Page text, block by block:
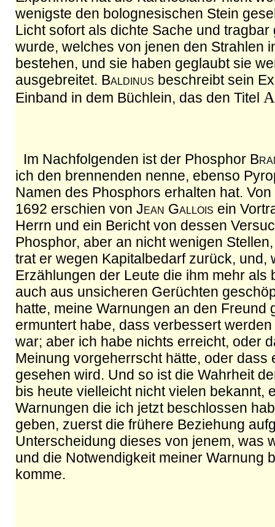
wenigste den bolognesischen Stein
Licht sofort als dichte Sache und
wurde, welches von jenen den Strahlen
bestehen, und sie haben geglaubt sie
ausgebreitet. Baldinus beschreibt sein
Einband in dem Büchlein, das den Titel
Im Nachfolgenden ist der Phosphor
ich den brennenden nenne, ebenso
Namen des Phosphors erhalten hat.
1692 erschien von Jean Gallois ein
Herrn und ein Bericht von dessen
Phosphor, aber an nicht wenigen
trat er wegen Kapitalbedarf zurück, und,
Erzählungen der Leute die ihm mehr als
auch aus unsicheren Gerüchten
hatte, meine Warnungen an den Freund
ermuntert habe, dass verbessert
war; aber ich habe nichts erreicht, oder
Meinung vorgeherrscht hätte, oder dass
gesehen wird. Und so ist die Wahrheit
bis heute vielleicht nicht vielen bekannt,
Warnungen die ich jetzt beschlossen
geben, zuerst die frühere Beziehung
Unterscheidung dieses von jenem, was
und die Notwendigkeit meiner Warnung
komme.